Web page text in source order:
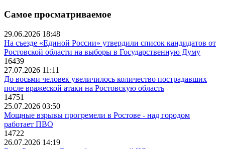
Самое просматриваемое
29.06.2026 18:48
На съезде «Единой России» утвердили список кандидатов от
Ростовской области на выборы в Государственную Думу
16439
27.07.2026 11:11
До восьми человек увеличилось количество пострадавших
после вражеской атаки на Ростовскую область
14751
25.07.2026 03:50
Мощные взрывы прогремели в Ростове - над городом
работает ПВО
14722
26.07.2026 14:19